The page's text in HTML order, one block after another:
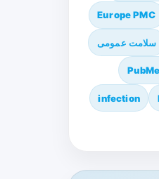
Europe PMC
سلامت عمومی
infection